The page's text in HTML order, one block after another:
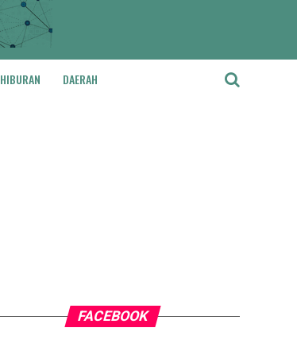
HIBURAN DAERAH
FACEBOOK